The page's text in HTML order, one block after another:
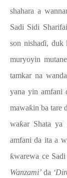
shahara a
Sadi Sidi
son nishaɗi, duk
muryoyin
tamkar na
yana yin amfani
mawaƙin ba tare
waƙar Shata ya
amfani da ita a
ƙwarewa ce
Wanzami’ da